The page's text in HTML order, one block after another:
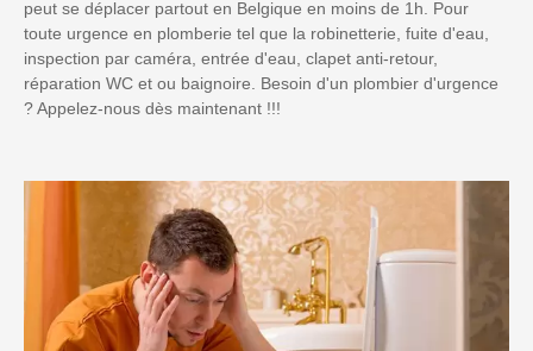
peut se déplacer partout en Belgique en moins de 1h. Pour
toute urgence en plomberie tel que la robinetterie, fuite d'eau,
inspection par caméra, entrée d'eau, clapet anti-retour,
réparation WC et ou baignoire. Besoin d'un plombier d'urgence
? Appelez-nous dès maintenant !!!